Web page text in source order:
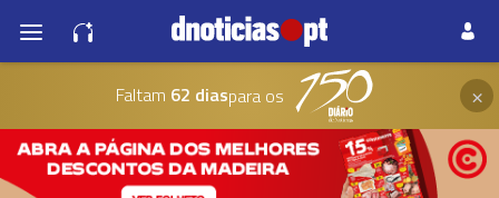
Faltam 62 diaspara os ×